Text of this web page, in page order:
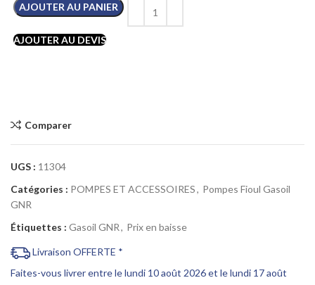
AJOUTER AU PANIER
AJOUTER AU DEVIS
Comparer
UGS : 11304
Catégories : POMPES ET ACCESSOIRES, Pompes Fioul Gasoil
GNR
Étiquettes : Gasoil GNR, Prix en baisse
Livraison OFFERTE *
Faites-vous livrer entre le lundi 10 août 2026 et le lundi 17 août